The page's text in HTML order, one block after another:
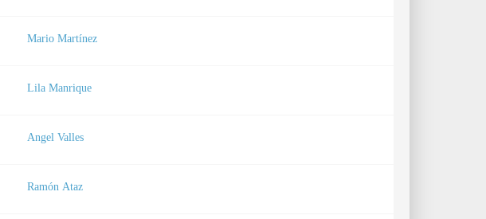
Mario Martínez
Lila Manrique
Angel Valles
Ramón Ataz